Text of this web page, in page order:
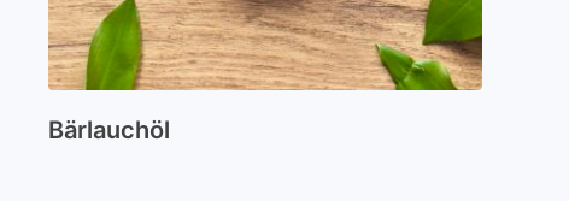
Bärlauchöl